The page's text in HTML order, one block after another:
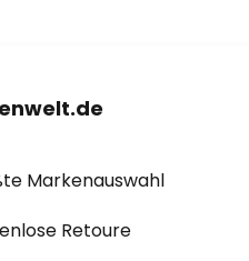
Markenauswahl
Retoure